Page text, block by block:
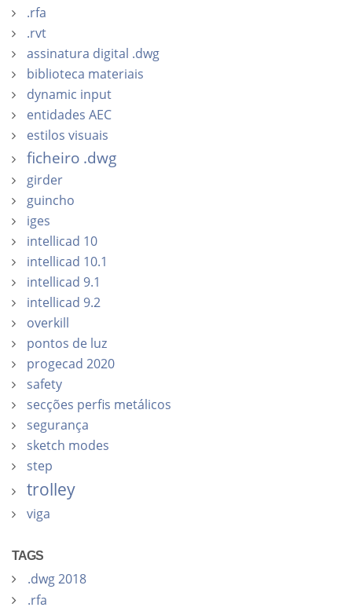
.rfa
.rvt
assinatura digital .dwg
biblioteca materiais
dynamic input
entidades AEC
estilos visuais
ficheiro .dwg
girder
guincho
iges
intellicad 10
intellicad 10.1
intellicad 9.1
intellicad 9.2
overkill
pontos de luz
progecad 2020
safety
secções perfis metálicos
segurança
sketch modes
step
trolley
viga
TAGS
.dwg 2018
.rfa